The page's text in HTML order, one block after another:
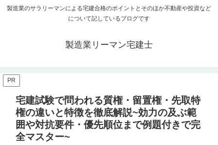
製造業のサラリーマンによる宅建合格のポイントとそのほか不動産や投資など
について記しているブログです
製造業リーマン宅建士
PR
宅建試験で問われる質権・留置権・先取特
権の違いと特徴を徹底解説~効力の及ぶ範
囲や対抗要件・優先順位まで例題付きで完
全マスター~